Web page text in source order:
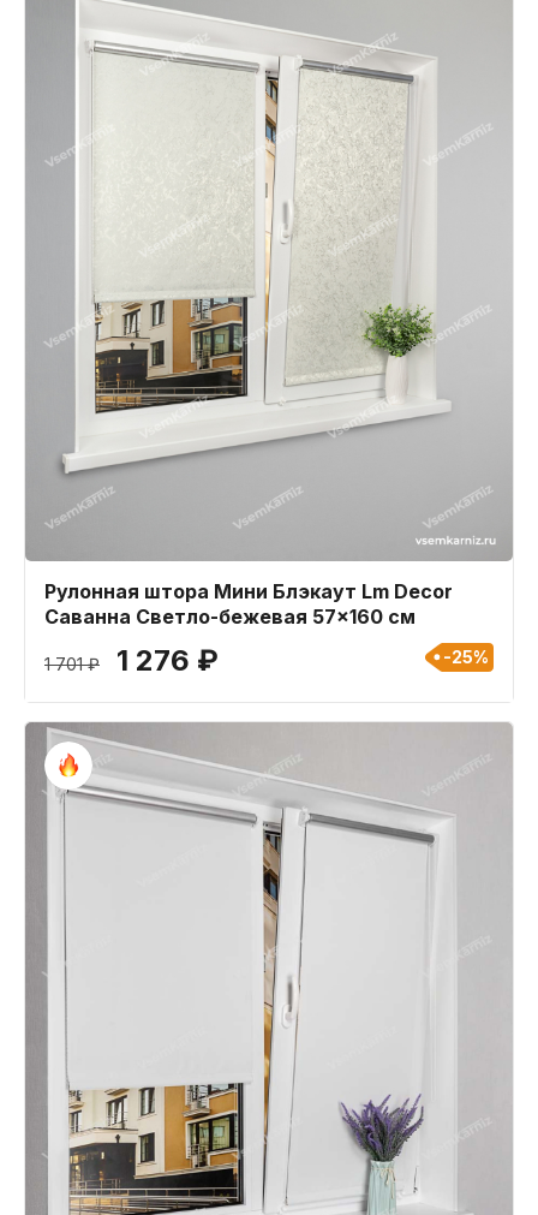
Рулонная штора Мини Блэкаут Lm Decor
Саванна Светло-бежевая 57x160 см
1 701 ₽ 1 276 ₽ -25%